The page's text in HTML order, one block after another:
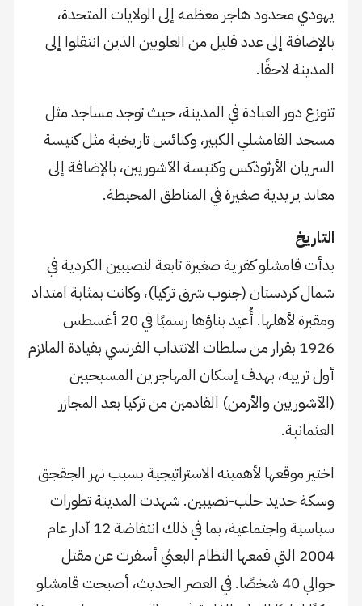
يهودي محدود هاجر معظمه إلى الولايات المتحدة،
بالإضافة إلى عدد قليل من العلويين الذين انتقلوا إلى
المدينة لاحقًا.
تتوزع دور العبادة في المدينة، حيث توجد مساجد مثل
مسجد القامشلي الكبير، وكنائس تاريخية مثل كنيسة
السريان الأرثوذكس وكنيسة الآشوريين، بالإضافة إلى
معابد يزيدية صغيرة في المناطق المحيطة.
التاريخ
بدأت قامشلو كقرية صغيرة تابعة لنصيبين الكردية في
شمال كردستان (جنوب شرق تركيا)، وكانت بمثابة امتداد
ومقبرة لأهلها. أُعيد بناؤها رسميًا في 20 أغسطس
1926 بقرار من سلطات الانتداب الفرنسي بقيادة الملازم
أول ترييه، بهدف إسكان المهاجرين المسيحيين
(الآشوريين والأرمن) القادمين من تركيا بعد المجازر
العثمانية.
اختير موقعها لأهميته الاستراتيجية بسبب نهر الجقجق
وسكة حديد حلب-نصيبين. شهدت المدينة تطورات
سياسية واجتماعية، بما في ذلك انتفاضة 12 آذار عام
2004 التي قمعها النظام البعثي أسفرت عن مقتل
حوالي 40 شخصًا. في العصر الحديث، أصبحت قامشلو